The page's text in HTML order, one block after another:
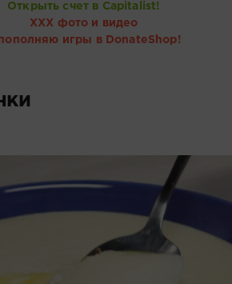
Открыть счет в Capitalist!
ХХХ фото и видео
игры в DonateShop!